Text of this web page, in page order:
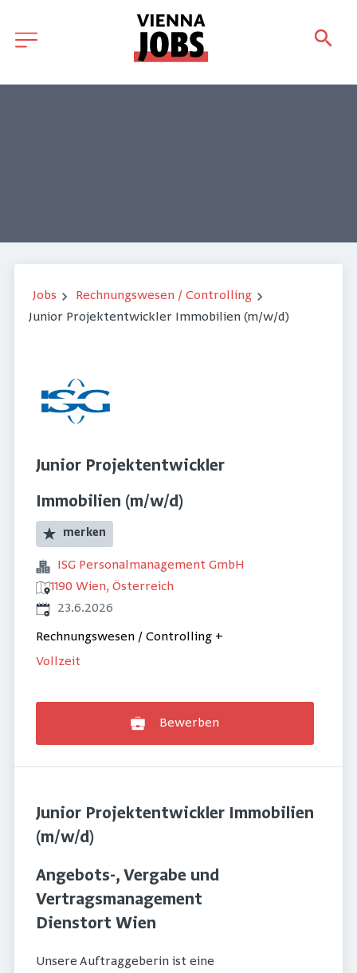
Jobs
Rechnungswesen / Controlling
Junior Projektentwickler Immobilien (m/w/d)
Junior Projektentwickler
Immobilien (m/w/d)
merken
ISG Personalmanagement GmbH
1190 Wien, Österreich
Veröffentlicht
23.6.2026
Rechnungswesen / Controlling +
Vollzeit
Bewerben
Junior Projektentwickler Immobilien
(m/w/d)
Angebots-, Vergabe und
Vertragsmanagement
Dienstort Wien
Unsere Auftraggeberin ist eine